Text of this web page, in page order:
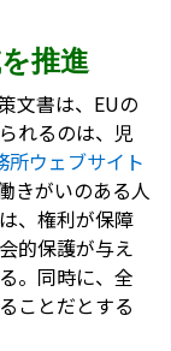
推進
文書は、EUの
れるのは、児
所ウェブサイト
きがいのある人
、権利が保障
的保護が与え
。同時に、全
ことだとする